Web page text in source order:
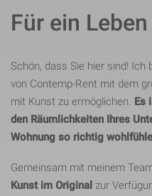
Für ein
Schön, dass Sie hier sind! Ich
von Contemp-Rent mit dem
mit Kunst zu ermöglichen. Es
den Räumlichkeiten Ihres
Wohnung so richtig
Gemeinsam mit meinem
Kunst im Original zur